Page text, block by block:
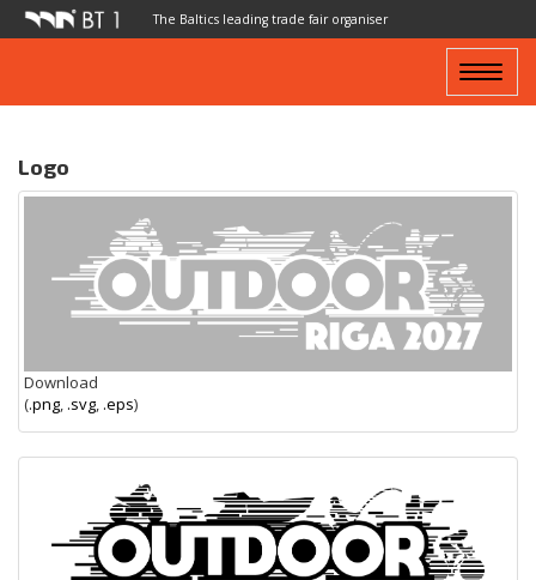
The Baltics leading trade fair organiser
Toggle
Logo
Download
(.png, .svg, .eps)